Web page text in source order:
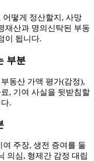
어떻게 정산할지, 사망
재산과 명의신탁된 부동
이 됩니다.
부분
동산 가액 평가(감정),
, 기여 사실을 뒷받침할
.
주장, 생전 증여를 둘
의심, 형제간 감정 대립